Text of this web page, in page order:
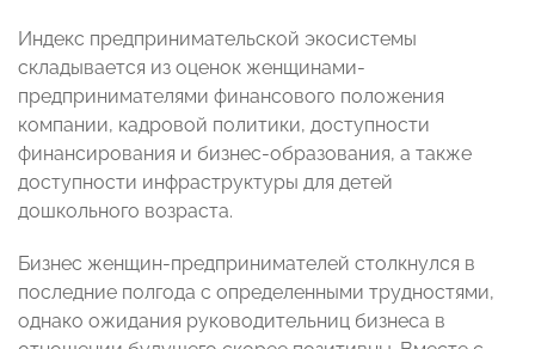
Индекс предпринимательской экосистемы
складывается из оценок женщинами-
предпринимателями финансового положения
компании, кадровой политики, доступности
финансирования и бизнес-образования, а также
доступности инфраструктуры для детей
дошкольного возраста.
Бизнес женщин-предпринимателей столкнулся в
последние полгода с определенными трудностями,
однако ожидания руководительниц бизнеса в